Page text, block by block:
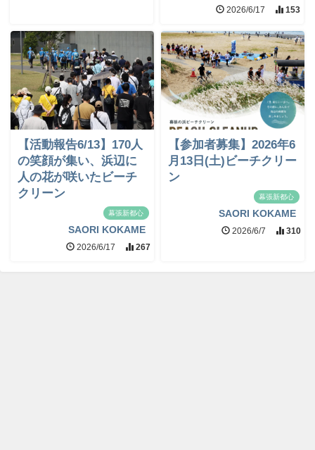
2026/6/17 153
【活動報告6/13】170人
の笑顔が集い、浜辺に
人の花が咲いたビーチ
クリーン
幕張新都心
SAORI KOKAME
2026/6/17 267
【参加者募集】2026年6
月13日(土)ビーチクリー
ン
幕張新都心
SAORI KOKAME
2026/6/7 310